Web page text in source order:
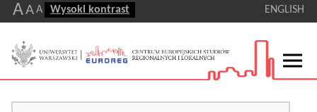
AA A Wysoki kontrast ENGLISH